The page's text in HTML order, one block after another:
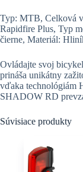
Typ: MTB, Celková
Rapidfire Plus, Typ
čierne, Materiál:
Ovládajte svoj
prináša unikátny
vďaka
SHADOW RD
Súvisiace produkty